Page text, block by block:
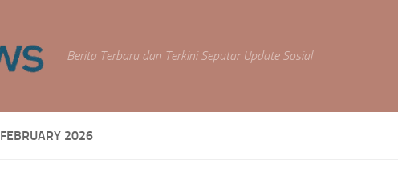
Berita Terbaru dan Terkini Seputar Update Sosial
FEBRUARY 2026